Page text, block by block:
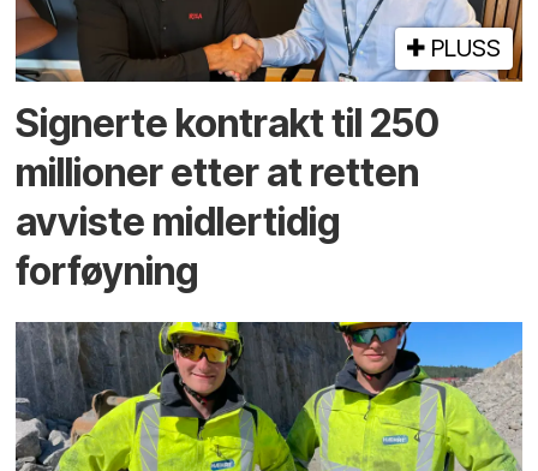
PLUSS
Signerte kontrakt til 250
millioner etter at retten
avviste midlertidig
forføyning